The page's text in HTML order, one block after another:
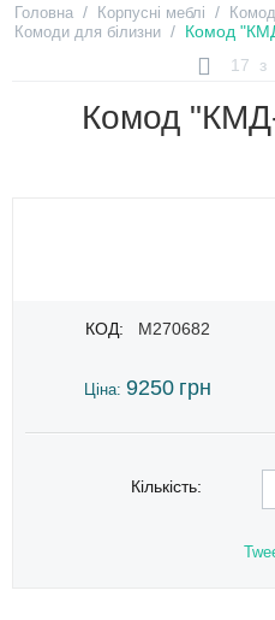
Головна / Корпусні меблі /
Комоди для білизни / Комод
17
з
Комод
КОД: M270682
Ціна: 9250 грн
Кількість: